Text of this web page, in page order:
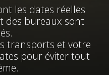
les dates réelles
des bureaux sont
transports et votre
pour éviter tout